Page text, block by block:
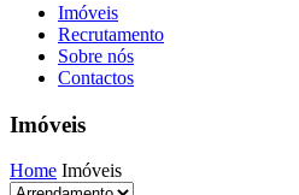
Imóveis
Recrutamento
Sobre nós
Contactos
Imóveis
Home Imóveis